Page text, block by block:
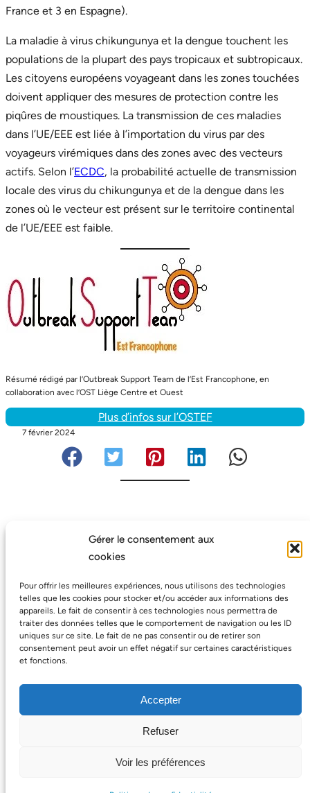
Gérer le consentement aux
cookies
Pour offrir les meilleures expériences, nous utilisons des technologies
telles que les cookies pour stocker et/ou accéder aux informations des
appareils. Le fait de consentir à ces technologies nous permettra de
traiter des données telles que le comportement de navigation ou les ID
uniques sur ce site. Le fait de ne pas consentir ou de retirer son
consentement peut avoir un effet négatif sur certaines caractéristiques
et fonctions.
Accepter
Refuser
Voir les préférences
France et 3 en Espagne).
La maladie à virus chikungunya et la dengue touchent les
populations de la plupart des pays tropicaux et subtropicaux.
Les citoyens européens voyageant dans les zones touchées
doivent appliquer des mesures de protection contre les
piqûres de moustiques. La transmission de ces maladies
dans l’UE/EEE est liée à l’importation du virus par des
voyageurs virémiques dans des zones avec des vecteurs
actifs. Selon l’ECDC, la probabilité actuelle de transmission
locale des virus du chikungunya et de la dengue dans les
zones où le vecteur est présent sur le territoire continental
de l’UE/EEE est faible.
Résumé rédigé par l’Outbreak Support Team de l’Est Francophone, en
collaboration avec l’OST Liège Centre et Ouest
Plus d’infos sur l’OSTEF
7 février 2024
AGEF.be ASBL
4 rue de la Marne, 4800 VERVIERS
Avec le soutien de la Région
Wallonne